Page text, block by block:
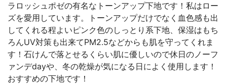
ラロッシュポゼの有名なトーンアップ下地です！私はロー
ズを愛用しています。トーンアップだけでなく血色感も出
してくれる程よいピンク色のしっとり系下地、保湿はもち
ろんUV対策も出来てPM2.5などからも肌を守ってくれま
す！石けんで落とせるくらい肌に優しいので休日のノーフ
ァンデdayや、冬の乾燥が気になる日によく使用します！
おすすめの下地です！